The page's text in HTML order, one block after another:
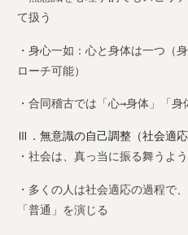
て扱う
・身心一如：心と身体は一つ（
ローチ可能）
・合同稽古では「心→身体」「
Ⅲ．無意識の自己調整（社会適応
・社会は、真っ当に振る舞うよ
・多くの人は社会適応の過程で
「普通」を演じる